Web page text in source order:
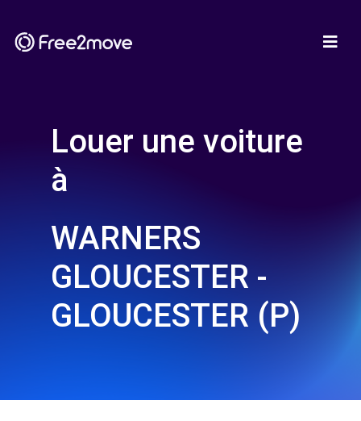
Louer une voiture
à
WARNERS
GLOUCESTER -
GLOUCESTER (P)